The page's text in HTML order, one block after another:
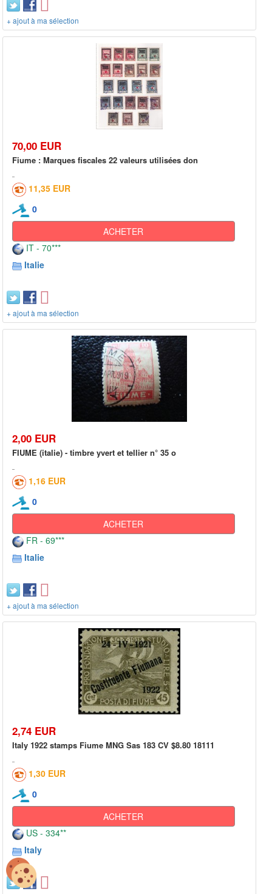
+ ajout à ma sélection
70,00 EUR
Fiume : Marques fiscales 22 valeurs utilisées don
11,35 EUR
0
ACHETER
IT - 70***
Italie
+ ajout à ma sélection
2,00 EUR
FIUME (italie) - timbre yvert et tellier n° 35 o
1,16 EUR
0
ACHETER
FR - 69***
Italie
+ ajout à ma sélection
2,74 EUR
Italy 1922 stamps Fiume MNG Sas 183 CV $8.80 18111
1,30 EUR
0
ACHETER
US - 334**
Italy